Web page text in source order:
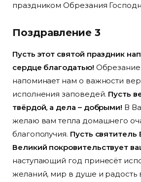
праздником Обрезания
Поздравление 3
Пусть этот святой праздник
сердце благодатью!
напоминает нам о важности
исполнения заповедей. Пусть
твёрдой, а дела – добрыми! В
желаю вам тепла домашнего
благополучия. Пусть святитель
Великий покровительствует
наступающий год принесёт
желаний, мир в душе и радость